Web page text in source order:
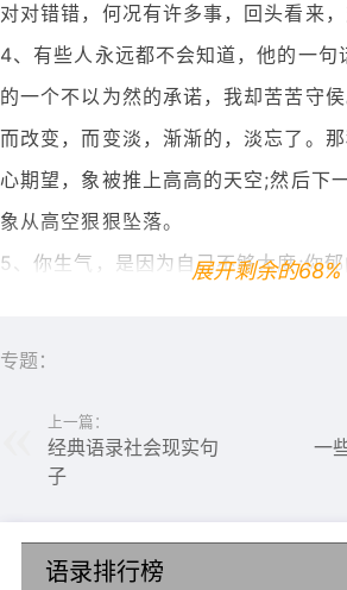
对对错错，何况有许多事，回头看来，
4、有些人永远都不会知道，他的一句
的一个不以为然的承诺，我却苦苦守
而改变，而变淡，渐渐的，淡忘了。
心期望，象被推上高高的天空;然后下
象从高空狠狠坠落。
5、你生气，是因为自己不够大度;你
够坚强;你惆怅，是因为自己不够阳光;
所以，每一次烦恼的出现，都是一个
机会。
展开剩余的68%
专题：
上一篇：
经典语录社会现实句
子
一
语录排行榜